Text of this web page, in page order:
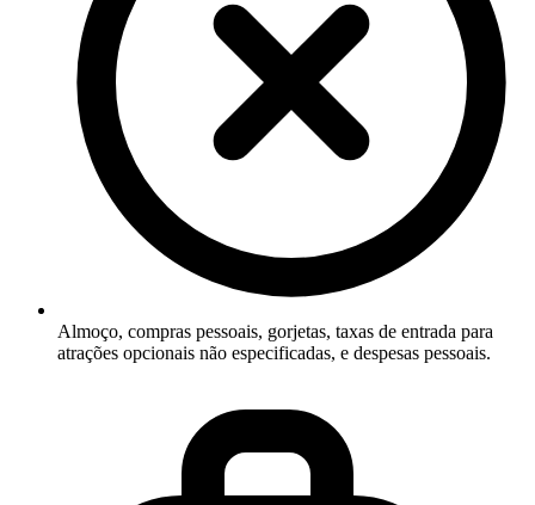
Almoço, compras pessoais, gorjetas, taxas de entrada para
atrações opcionais não especificadas, e despesas pessoais.